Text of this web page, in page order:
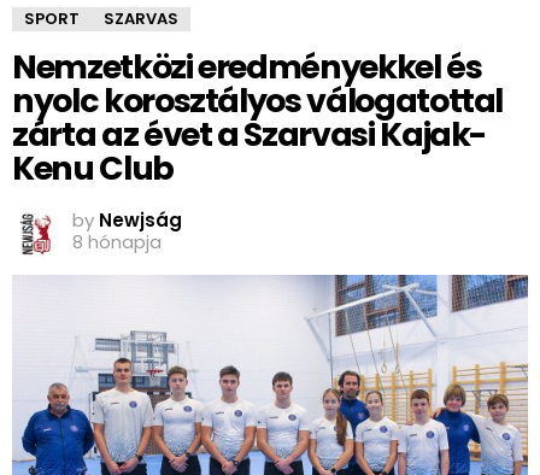
SPORT SZARVAS
Nemzetközi eredményekkel és
nyolc korosztályos válogatottal
zárta az évet a Szarvasi Kajak-
Kenu Club
by Newjság
8 hónapja